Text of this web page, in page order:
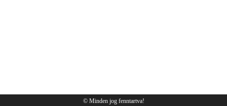
© Minden jog fenntartva!